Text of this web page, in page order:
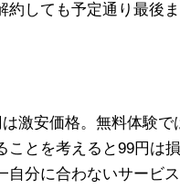
約しても予定通り最後
激安価格。無料体験で
ことを考えると99円は
自分に合わないサービ